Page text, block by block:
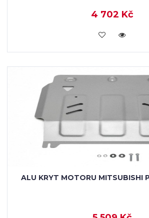
4 702 Kč
KOUPIT
ALU KRYT MOTORU MITSUBISHI